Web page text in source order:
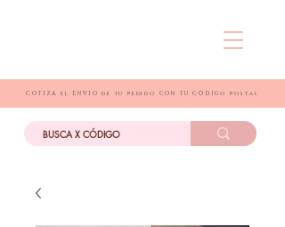
COTIZA el ENVIO de tu pedido CON TU CÓDIGo postal